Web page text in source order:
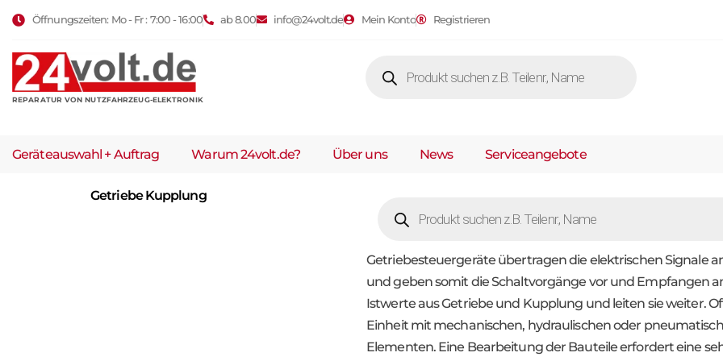
Öffnungszeiten: Mo - Fr : 7:00 - 16:00 ab 8.00 info@24volt.de Mein Konto Registrieren
REPARATUR VON NUTZFAHRZEUG-ELEKTRONIK
Geräteauswahl + Auftrag Warum 24volt.de? Über uns News Serviceangebote
Getriebe Kupplung
Getriebesteuergeräte übertragen die elektrischen Signale
und geben somit die Schaltvorgänge vor und Empfangen
Istwerte aus Getriebe und Kupplung und leiten sie weiter.
Einheit mit mechanischen, hydraulischen oder
Elementen. Eine Bearbeitung der Bauteile erfordert eine